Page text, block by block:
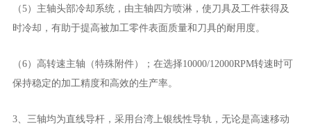
（5）主轴头部冷却系统，由主轴四方喷淋，使刀具及工件获得及
时冷却，有助于提高被加工零件表面质量和刀具的耐用度。
（6）高转速主轴（特殊附件）；在选择10000/12000RPM转速时可
保持稳定的加工精度和高效的生产率。
3、三轴均为直线导杆，采用台湾上银线性导轨，无论是高速移动